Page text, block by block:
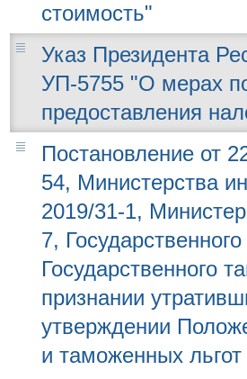
стоимость"
Указ Президента
УП-5755 "О мерах
предоставления
Постановление от
54, Министерства
2019/31-1,
7,
Государственного
признании
утверждении
и таможенных